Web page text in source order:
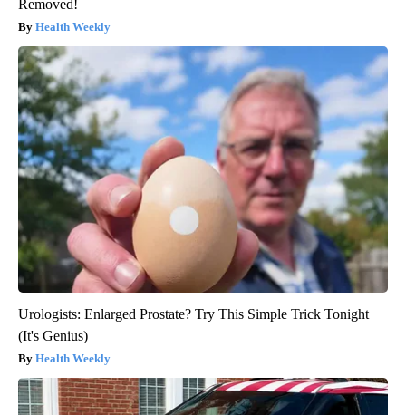
Removed!
Health Weekly
Urologists: Enlarged Prostate? Try This Simple Trick Tonight
(It's Genius)
Health Weekly